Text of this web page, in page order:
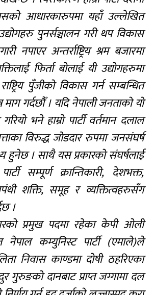
आधारकारुपमा यहाँ उल्लेखित
पुनर्सञ्चालन गरी थप विकास
नपाएर अन्तर्राष्ट्रिय श्रम बजारमा
फिर्ता बोलाई यी उद्योगहरुमा
पुँजीको विकास गर्न सम्बन्धित
गर्दछौँ । यदि नेपाली जनताको यो
भने हाम्रो पार्टी वर्तमान दलाल
विरुद्ध जोडदार रुपमा जनसंघर्ष
हुनेछ । साथै यस प्रकारको संघर्षलाई
सम्पूर्ण क्रान्तिकारी, देशभक्त,
शक्ति, समूह र व्यक्तित्वहरुसँग
।
प्रमुख पदमा रहेका केपी ओली
कम्युनिस्ट पार्टी (एमाले)ले
निवास काण्डमा दोषी ठहरिएका
गुरुङको दानबाट प्राप्त जग्गामा दल